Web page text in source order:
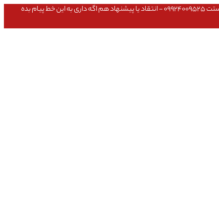
عشق داداش قیمتای سایت به روزه،خرید عمده داشتی یا مشکلی تو خرید از سایت ۰۹۱۰۹۸۰۸۵۶۵- مشکلی بعد از خریدت داشتی ۰۹۱۹۱۴۹۳۵۴۶ - پیگیری ارسال بستت ۰۹۹۲۴۰۰۹۵۲۵ - انتقاد یا پیشنهاد هم اگه داری به این خط پیام بده